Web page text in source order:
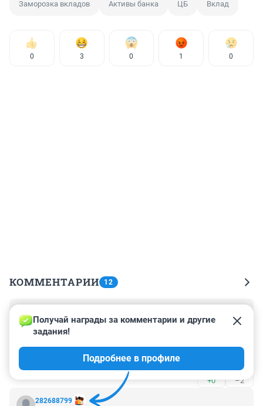
Заморозка вкладов Активы банка ЦБ Вклад
0 3 0 1 0
КОММЕНТАРИИ 12
20 января 2025, 12:06
О, НГС старательно продолжает разгонять тему про
вклады.
Что, остальное вообще не взлетает? :-)))
И это не взлетит, не старайтесь! :-)
+0 –2
282688799
Получай награды за комментарии и другие
задания!
Подробнее в профиле